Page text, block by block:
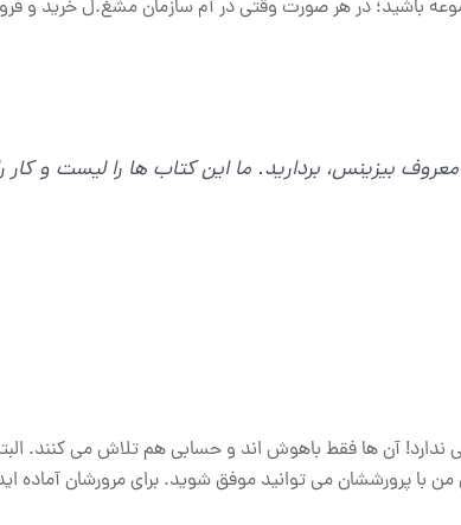
باشید؛ در هر صورت وقتی در آم سازمان مشغ.ل خرید و
بیزینس، بردارید. ما این کتاب ها را لیست و کار
ندارد! آن ها فقط باهوش اند و حسابی هم تلاش می کنند.
پرورششان می توانید موفق شوید. برای مرورشان آماده